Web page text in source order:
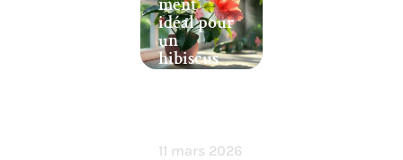
idéal pour
un
hibiscus
dans votre
11 mars 2026